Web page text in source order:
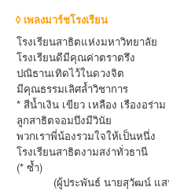
◊ เพลงมาร์ชโรงเรียน
โรงเรียนสาธิตแห่งมหาวิทยาลัย
โรงเรียนดีมีคุณค่าตราตรึง
ปณิธานเทิดไว้ในดวงจิต
มีคุณธรรมเลิศล้ำวิชาการ
* สีน้ำเงิน เขียว เหลือง เรืองอร่าม
ลูกสาธิตจอมบึงมีวินัย
พวกเราพี่น้องรวมใจให้เป็นหนึ่ง
โรงเรียนสาธิตงามสง่าทั่วธานี
(* ซ้ำ)
(ผู้ประพันธ์ นายสุวัฒน์ แส